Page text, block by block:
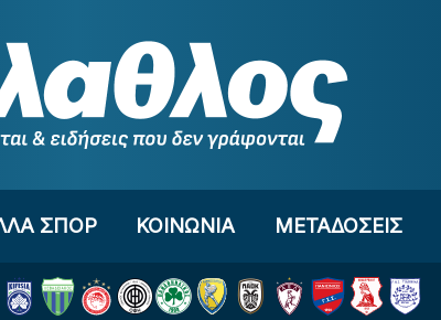
ΣΠΟΡ ΚΟΙΝΩΝΙΑ ΜΕΤΑΔΟΣΕΙΣ